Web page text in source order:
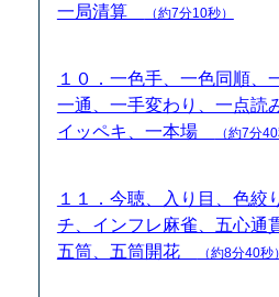
一局清算
（約7分10秒）
１０．一色手、一色同順、
一通、一手変わり、一点読
イッペキ、一本場
（約7分40
１１．今聴、入り目、色絞
チ、インフレ麻雀、五心通
五筒、五筒開花
（約8分40秒）